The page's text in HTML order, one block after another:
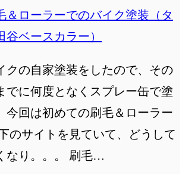
＆ローラーでのバイク塗装（タ
谷ベースカラー）
クの自家塗装をしたので、その
でに何度となくスプレー缶で塗
今回は初めての刷毛＆ローラー
のサイトを見ていて、どうして
なり。。。 刷毛…